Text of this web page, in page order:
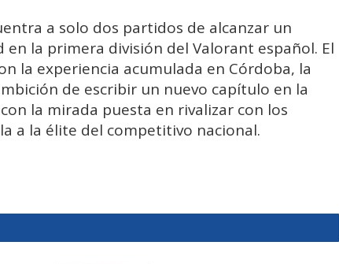
a solo dos partidos de alcanzar un
la primera división del Valorant español. El
la experiencia acumulada en Córdoba, la
de escribir un nuevo capítulo en la
la mirada puesta en rivalizar con los
a la élite del competitivo nacional.